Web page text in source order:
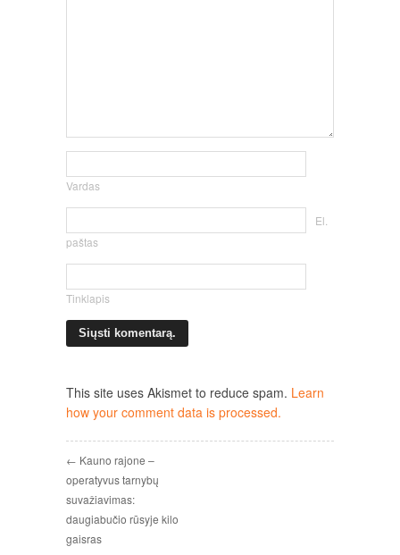
Vardas
El.
paštas
Tinklapis
This site uses Akismet to reduce spam. Learn
how your comment data is processed.
← Kauno rajone –
operatyvus tarnybų
suvažiavimas:
daugiabučio rūsyje kilo
gaisras